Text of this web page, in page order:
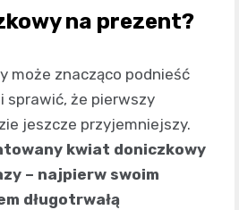
na prezent?
może znacząco podnieść
że pierwszy
jeszcze przyjemniejszy.
kwiat doniczkowy
– najpierw swoim
długotrwałą